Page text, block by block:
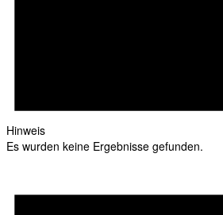
Hinweis
Es wurden keine Ergebnisse gefunden.